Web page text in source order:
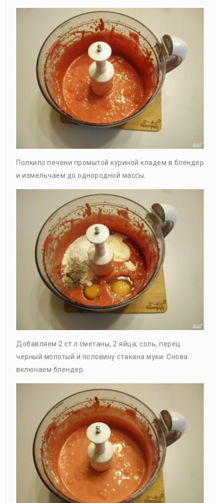
Полкило печени промытой куриной кладем в блендер
и измельчаем до однородной массы.
Добавляем 2 ст.л сметаны, 2 яйца, соль, перец
черный молотый и половину стакана муки. Снова
включаем блендер.